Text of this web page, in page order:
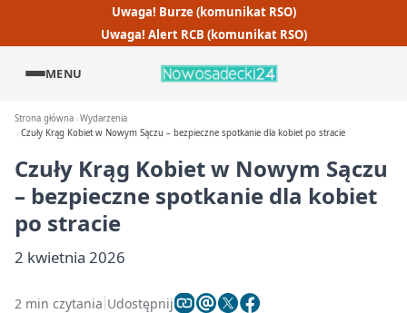
Uwaga! Burze (komunikat RSO)
Uwaga! Alert RCB (komunikat RSO)
MENU
Strona główna Wydarzenia
Czuły Krąg Kobiet w Nowym Sączu – bezpieczne spotkanie dla kobiet po stracie
Czuły Krąg Kobiet w Nowym Sączu
– bezpieczne spotkanie dla kobiet
po stracie
2 kwietnia 2026
2 min czytania Udostępnij